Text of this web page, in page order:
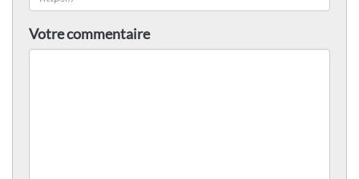
Votre commentaire